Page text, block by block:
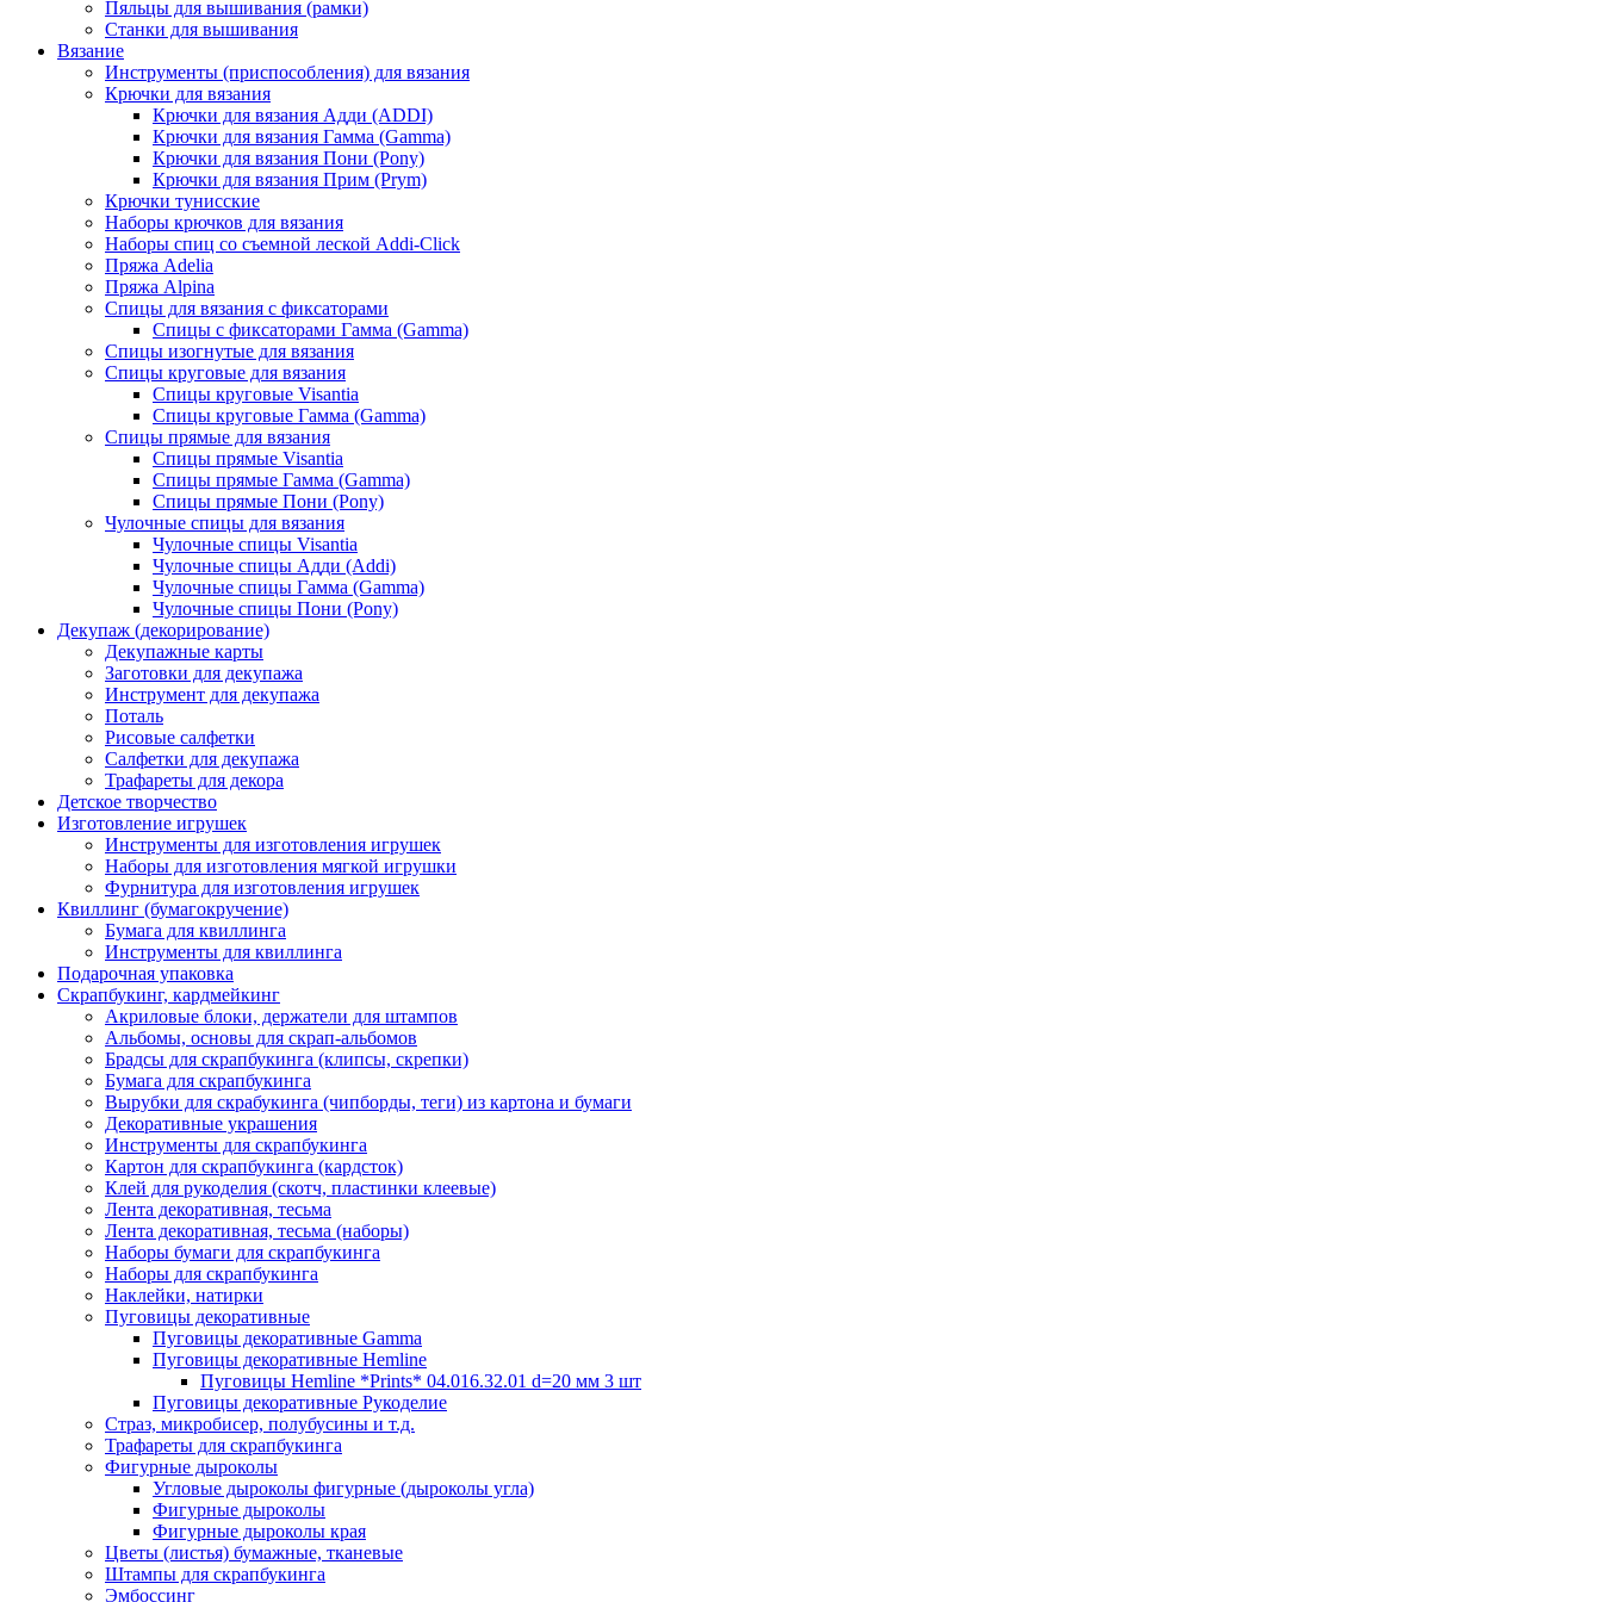
Пяльцы для вышивания (рамки)
Станки для вышивания
Вязание
Инструменты (приспособления) для вязания
Крючки для вязания
Крючки для вязания Адди (ADDI)
Крючки для вязания Гамма (Gamma)
Крючки для вязания Пони (Pony)
Крючки для вязания Прим (Prym)
Крючки тунисские
Наборы крючков для вязания
Наборы спиц со съемной леской Addi-Click
Пряжа Adelia
Пряжа Alpina
Спицы для вязания с фиксаторами
Спицы с фиксаторами Гамма (Gamma)
Спицы изогнутые для вязания
Спицы круговые для вязания
Спицы круговые Visantia
Спицы круговые Гамма (Gamma)
Спицы прямые для вязания
Спицы прямые Visantia
Спицы прямые Гамма (Gamma)
Спицы прямые Пони (Pony)
Чулочные спицы для вязания
Чулочные спицы Visantia
Чулочные спицы Адди (Addi)
Чулочные спицы Гамма (Gamma)
Чулочные спицы Пони (Pony)
Декупаж (декорирование)
Декупажные карты
Заготовки для декупажа
Инструмент для декупажа
Поталь
Рисовые салфетки
Салфетки для декупажа
Трафареты для декора
Детское творчество
Изготовление игрушек
Инструменты для изготовления игрушек
Наборы для изготовления мягкой игрушки
Фурнитура для изготовления игрушек
Квиллинг (бумагокручение)
Бумага для квиллинга
Инструменты для квиллинга
Подарочная упаковка
Скрапбукинг, кардмейкинг
Акриловые блоки, держатели для штампов
Альбомы, основы для скрап-альбомов
Брадсы для скрапбукинга (клипсы, скрепки)
Бумага для скрапбукинга
Вырубки для скрабукинга (чипборды, теги) из картона и бумаги
Декоративные украшения
Инструменты для скрапбукинга
Картон для скрапбукинга (кардсток)
Клей для рукоделия (скотч, пластинки клеевые)
Лента декоративная, тесьма
Лента декоративная, тесьма (наборы)
Наборы бумаги для скрапбукинга
Наборы для скрапбукинга
Наклейки, натирки
Пуговицы декоративные
Пуговицы декоративные Gamma
Пуговицы декоративные Hemline
Пуговицы Hemline *Prints* 04.016.32.01 d=20 мм 3 шт
Пуговицы декоративные Рукоделие
Страз, микробисер, полубусины и т.д.
Трафареты для скрапбукинга
Фигурные дыроколы
Угловые дыроколы фигурные (дыроколы угла)
Фигурные дыроколы
Фигурные дыроколы края
Цветы (листья) бумажные, тканевые
Штампы для скрапбукинга
Эмбоссинг